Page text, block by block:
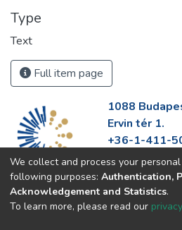
Type
Text
Full item page
1088
Ervin tér 1.
+36-1-411-
info@fszek.hu
https://
We collect and process your
following purposes: Authentication,
Acknowledgement and Statistics.
To learn more, please read our